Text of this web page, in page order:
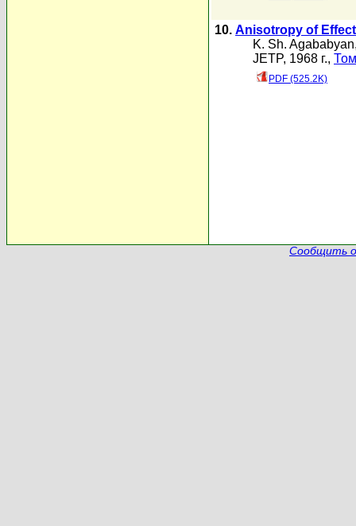
10. Anisotropy of
K. Sh. Agababyan
JETP, 1968 г.,
PDF (525.2K)
Сообщить о